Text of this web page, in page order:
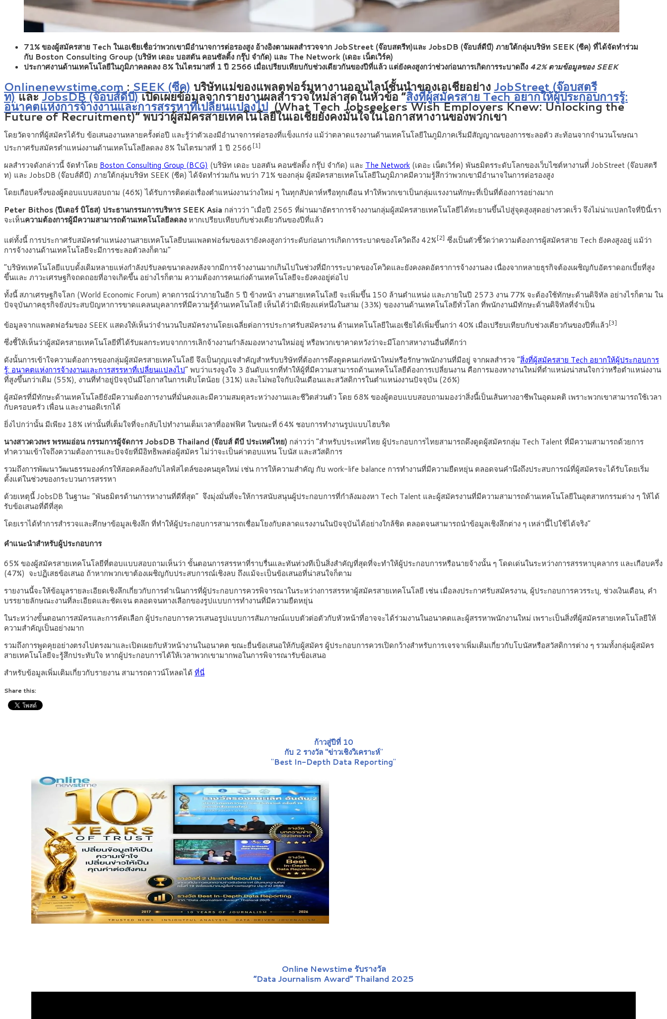
71% ของผู้สมัครสาย Tech ในเอเชียเชื่อว่าพวกเขามีอำนาจการต่อรองสูง อ้างอิงตามผลสำรวจจาก JobStreet (จ๊อบสตรีท)และ JobsDB (จ๊อบส์ดีบี) ภายใต้กลุ่มบริษัท SEEK (ซีค) ที่ได้จัดทำร่วม
กับ Boston Consulting Group (บริษัท เดอะ บอสตัน คอนซัลติ้ง กรุ๊ป จำกัด) และ The Network (เดอะ เน็ตเวิร์ค)
ประกาศงานด้านเทคโนโลยีในภูมิภาคลดลง 8% ในไตรมาสที่ 1 ปี 2566 เมื่อเปรียบเทียบกับช่วงเดียวกันของปีที่แล้ว แต่ยังคงสูงกว่าช่วงก่อนการเกิดการระบาดถึง 42% ตามข้อมูลของ SEEK
Onlinenewstime.com : SEEK (ซีค) บริษัทแม่ของแพลตฟอร์มหางานออนไลน์ชั้นนำของเอเชียอย่าง JobStreet (จ๊อบสตรี
ท)และJobsDB (จ๊อบส์ดีบี)เปิดเผยข้อมูลจากรายงานผลสำรวจใหม่ล่าสุดในหัวข้อ “สิ่งที่ผู้สมัครสาย Tech อยากให้ผู้ประกอบการรู้:
อนาคตแห่งการจ้างงานและการสรรหาที่เปลี่ยนแปลงไป(What Tech Jobseekers Wish Employers Knew: Unlocking the
Future of Recruitment)” พบว่าผู้สมัครสายเทคโนโลยีในเอเชียยังคงมั่นใจในโอกาสหางานของพวกเขา
โดยวัดจากที่ผู้สมัครได้รับ ข้อเสนองานหลายครั้งต่อปี และรู้ว่าตัวเองมีอำนาจการต่อรองที่แข็งแกร่ง แม้ว่าตลาดแรงงานด้านเทคโนโลยีในภูมิภาคเริ่มมีสัญญาณของการชะลอตัว สะท้อนจากจำนวนโฆษณา
ประกาศรับสมัครตำแหน่งงานด้านเทคโนโลยีลดลง 8% ในไตรมาสที่ 1 ปี 2566 [1]
ผลสำรวจดังกล่าวนี้ จัดทำโดย Boston Consulting Group (BCG) (บริษัท เดอะ บอสตัน คอนซัลติ้ง กรุ๊ป จำกัด) และ The Network (เดอะ เน็ตเวิร์ค) พันธมิตรระดับโลกของเว็บไซต์หางานที่่ JobStreet (จ๊อบสตรี
ท) และ JobsDB (จ๊อบส์ดีบี) ภายใต้กลุ่มบริษัท SEEK (ซีค) ได้จัดทำร่วมกัน พบว่า 71% ของกลุ่ม ผู้สมัครสายเทคโนโลยีในภูมิภาคมีความรู้สึกว่าพวกเขามีอำนาจในการต่อรองสูง
โดยเกือบครึ่งของผู้ตอบแบบสอบถาม (46%) ได้รับการติดต่อเรื่องตำแหน่งงานว่างใหม่ ๆ ในทุกสัปดาห์หรือทุกเดือน ทำให้พวกเขาเป็นกลุ่มแรงงานทักษะที่เป็นที่ต้องการอย่างมาก
Peter Bithos (ปีเตอร์ บิโธส) ประธานกรรมการบริหาร SEEK Asia กล่าวว่า “เมื่อปี 2565 ที่ผ่านมาอัตราการจ้างงานกลุ่มผู้สมัครสายเทคโนโลยีได้ทะยานขึ้นไปสู่จุดสูงสุดอย่างรวดเร็ว จึงไม่น่าแปลกใจที่ปีนี้เรา
จะเห็นความต้องการผู้มีความสามารถด้านเทคโนโลยีลดลงหากเปรียบเทียบกับช่วงเดียวกันของปีที่แล้ว
แต่ทั้งนี้ การประกาศรับสมัครตำแหน่งงานสายเทคโนโลยีบนแพลตฟอร์มของเรายังคงสูงกว่าระดับก่อนการเกิดการระบาดของโควิดถึง 42%[2] ซึ่งเป็นตัวชี้วัดว่าความต้องการผู้สมัครสาย Tech ยังคงสูงอยู่ แม้ว่า
การจ้างงานด้านเทคโนโลยีจะมีการชะลอตัวลงก็ตาม”
“บริษัทเทคโนโลยีแบบดั้งเดิมหลายแห่งกำลังปรับลดขนาดลงหลังจากมีการจ้างงานมากเกินไปในช่วงที่มีการระบาดของโควิดและยังคงลดอัตราการจ้างงานลง เนื่องจากหลายธุรกิจต้องเผชิญกับอัตราดอกเบี้ยที่สูง
ขึ้นและ ภาวะเศรษฐกิจถดถอยที่อาจเกิดขึ้น อย่างไรก็ตาม ความต้องการคนเก่งด้านเทคโนโลยีจะยังคงอยู่ต่อไป
ทั้งนี้ สภาเศรษฐกิจโลก (World Economic Forum) คาดการณ์ว่าภายในอีก 5 ปี ข้างหน้า งานสายเทคโนโลยี จะเพิ่มขึ้น 150 ล้านตำแหน่ง และภายในปี 2573 งาน 77% จะต้องใช้ทักษะด้านดิจิทัล อย่างไรก็ตาม ใน
ปัจจุบันภาคธุรกิจยังประสบปัญหาการขาดแคลนบุคลากรที่มีความรู้ด้านเทคโนโลยี เห็นได้ว่ามีเพียงแค่หนึ่งในสาม (33%) ของงานด้านเทคโนโลยีทั่วโลก ที่พนักงานมีทักษะด้านดิจิทัลที่จำเป็น
ข้อมูลจากแพลตฟอร์มของ SEEK แสดงให้เห็นว่าจำนวนใบสมัครงานโดยเฉลี่ยต่อการประกาศรับสมัครงาน ด้านเทคโนโลยีในเอเชียได้เพิ่มขึ้นกว่า 40% เมื่อเปรียบเทียบกับช่วงเดียวกันของปีที่แล้ว[3]
ซึ่งชี้ให้เห็นว่าผู้สมัครสายเทคโนโลยีที่ได้รับผลกระทบจากการเลิกจ้างงานกำลังมองหางานใหม่อยู่ หรือพวกเขาคาดหวังว่าจะมีโอกาสหางานอื่นที่ดีกว่า
ดังนั้นการเข้าใจความต้องการของกลุ่มผู้สมัครสายเทคโนโลยี จึงเป็นกุญแจสำคัญสำหรับบริษัทที่ต้องการดึงดูดคนเก่งหน้าใหม่หรือรักษาพนักงานที่มีอยู่ จากผลสำรวจ “สิ่งที่ผู้สมัครสาย Tech อยากให้ผู้ประกอบการ
รู้: อนาคตแห่งการจ้างงานและการสรรหาที่เปลี่ยนแปลงไป” พบว่าแรงจูงใจ 3 อันดับแรกที่ทำให้ผู้ที่มีความสามารถด้านเทคโนโลยีต้องการเปลี่ยนงาน คือการมองหางานใหม่ที่ตำแหน่งน่าสนใจกว่าหรือตำแหน่งงาน
ที่สูงขึ้นกว่าเดิม (55%), งานที่ทำอยู่ปัจจุบันมีโอกาสในการเติบโตน้อย (31%) และไม่พอใจกับเงินเดือนและสวัสดิการในตำแหน่งงานปัจจุบัน (26%)
ผู้สมัครที่มีทักษะด้านเทคโนโลยียังมีความต้องการงานที่มั่นคงและมีความสมดุลระหว่างงานและชีวิตส่วนตัว โดย 68% ของผู้ตอบแบบสอบถามมองว่าสิ่งนี้เป็นเส้นทางอาชีพในอุดมคติ เพราะพวกเขาสามารถใช้เวลา
กับครอบครัว เพื่อน และงานอดิเรกได้
ยิ่งไปกว่านั้น มีเพียง 18% เท่านั้นที่เต็มใจที่จะกลับไปทำงานเต็มเวลาที่ออฟฟิศ ในขณะที่ 64% ชอบการทำงานรูปแบบไฮบริด
นางสาวดวงพร พรหมอ่อน กรรมการผู้จัดการ JobsDB Thailand (จ๊อบส์ ดีบี ประเทศไทย) กล่าวว่า “สำหรับประเทศไทย ผู้ประกอบการไทยสามารถดึงดูดผู้สมัครกลุ่ม Tech Talent ที่มีความสามารถด้วยการ
ทำความเข้าใจถึงความต้องการและปัจจัยที่มีอิทธิพลต่อผู้สมัคร ไม่ว่าจะเป็นค่าตอบแทน โบนัส และสวัสดิการ
รวมถึงการพัฒนาวัฒนธรรมองค์กรให้สอดคล้องกับไลฟ์สไตล์ของคนยุคใหม่ เช่น การให้ความสำคัญ กับ work-life balance การทำงานที่มีความยืดหยุ่น ตลอดจนคำนึงถึงประสบการณ์ที่ผู้สมัครจะได้รับโดยเริ่ม
ตั้งแต่ในช่วงของกระบวนการสรรหา
ด้วยเหตุนี้ JobsDB ในฐานะ “พันธมิตรด้านการหางานที่ดีที่สุด” จึงมุ่งมั่นที่จะให้การสนับสนุนผู้ประกอบการที่กำลังมองหา Tech Talent และผู้สมัครงานที่มีความสามารถด้านเทคโนโลยีในอุตสาหกรรมต่าง ๆ ให้ได้
รับข้อเสนอที่ดีที่สุด
โดยเราได้ทำการสำรวจและศึกษาข้อมูลเชิงลึก ที่ทำให้ผู้ประกอบการสามารถเชื่อมโยงกับตลาดแรงงานในปัจจุบันได้อย่างใกล้ชิด ตลอดจนสามารถนำข้อมูลเชิงลึกต่าง ๆ เหล่านี้ไปใช้ได้จริง”
คำแนะนำสำหรับผู้ประกอบการ
65% ของผู้สมัครสายเทคโนโลยีที่ตอบแบบสอบถามเห็นว่า ขั้นตอนการสรรหาที่ราบรื่นและทันท่วงทีเป็นสิ่งสำคัญที่สุดที่จะทำให้ผู้ประกอบการหรือนายจ้างนั้น ๆ โดดเด่นในระหว่างการสรรหาบุคลากร และเกือบครึ่ง
(47%) จะปฏิเสธข้อเสนอ ถ้าหากพวกเขาต้องเผชิญกับประสบการณ์เชิงลบ ถึงแม้จะเป็นข้อเสนอที่น่าสนใจก็ตาม
รายงานนี้จะให้ข้อมูลรายละเอียดเชิงลึกเกี่ยวกับการดำเนินการที่ผู้ประกอบการควรพิจารณาในระหว่างการสรรหาผู้สมัครสายเทคโนโลยี เช่น เมื่อลงประกาศรับสมัครงาน, ผู้ประกอบการควรระบุ, ช่วงเงินเดือน, คำ
บรรยายลักษณะงานที่ละเอียดและชัดเจน ตลอดจนทางเลือกของรูปแบบการทำงานที่มีความยืดหยุ่น
ในระหว่างขั้นตอนการสมัครและการคัดเลือก ผู้ประกอบการควรเสนอรูปแบบการสัมภาษณ์แบบตัวต่อตัวกับหัวหน้าที่อาจจะได้ร่วมงานในอนาคตและผู้สรรหาพนักงานใหม่ เพราะเป็นสิ่งที่ผู้สมัครสายเทคโนโลยีให้
ความสำคัญเป็นอย่างมาก
รวมถึงการพูดคุยอย่างตรงไปตรงมาและเปิดเผยกับหัวหน้างานในอนาคต ขณะยื่นข้อเสนอให้กับผู้สมัคร ผู้ประกอบการควรเปิดกว้างสำหรับการเจรจาเพิ่มเติมเกี่ยวกับโบนัสหรือสวัสดิการต่าง ๆ รวมทั้งกลุ่มผู้สมัคร
สายเทคโนโลยีจะรู้สึกประทับใจ หากผู้ประกอบการได้ให้เวลาพวกเขามากพอในการพิจารณารับข้อเสนอ
สำหรับข้อมูลเพิ่มเติมเกี่ยวกับรายงาน สามารถดาวน์โหลดได้ที่นี่
Share this:
ก้าวสู่ปีที่ 10
กับ 2 รางวัล "ข่าวเชิงวิเคราะห์"
"Best In-Depth Data Reporting"
Online Newstime รับรางวัล
“Data Journalism Award” Thailand 2025